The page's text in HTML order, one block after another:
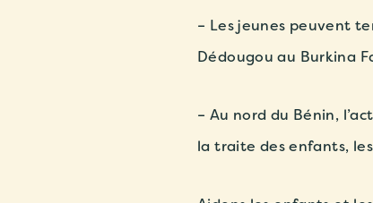
– Les jeunes peuvent
Dédougou au Burkina
– Au nord du Bénin,
la traite des enfants,